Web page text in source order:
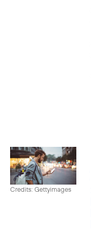
Credits: Gettyimages